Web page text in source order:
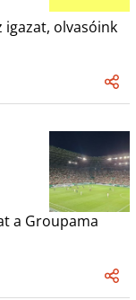
olvasóink
a Groupama